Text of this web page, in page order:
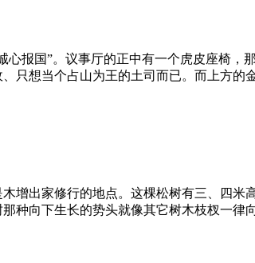
心报国”。议事厅的正中有一个虎皮座椅
只想当个占山为王的土司而已。而上方
增出家修行的地点。这棵松树有三、四
向下生长的势头就像其它树木枝杈一律